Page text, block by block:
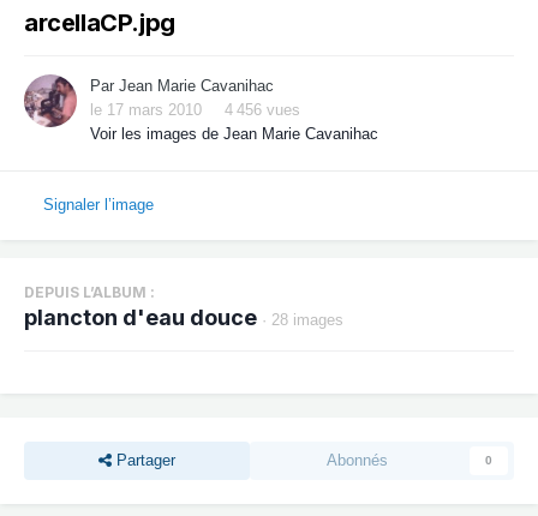
arcellaCP.jpg
Par Jean Marie Cavanihac
le 17 mars 2010
4 456 vues
Voir les images de Jean Marie Cavanihac
Signaler l’image
DEPUIS L’ALBUM :
plancton d'eau douce · 28 images
Partager Abonnés 0